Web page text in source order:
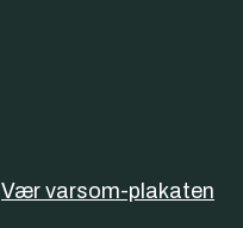
Vær varsom-plakaten